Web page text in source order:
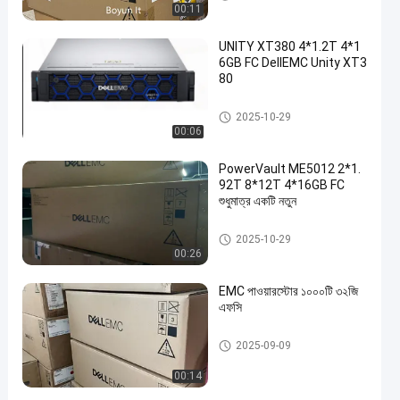
00:11
00:06
UNITY XT380 4*1.2T 4*1
6GB FC DellEMC Unity XT3
80
ডেল ইএমসি ইউনিটি স্টোরেজ
2025-10-29
00:26
PowerVault ME5012 2*1.
92T 8*12T 4*16GB FC
শুধুমাত্র একটি নতুন
ডেল ইএমসি ইউনিটি স্টোরেজ
2025-10-29
00:14
EMC পাওয়ারস্টোর ১০০০টি ৩২জি
এফসি
ডেল ইএমসি ইউনিটি স্টোরেজ
2025-09-09